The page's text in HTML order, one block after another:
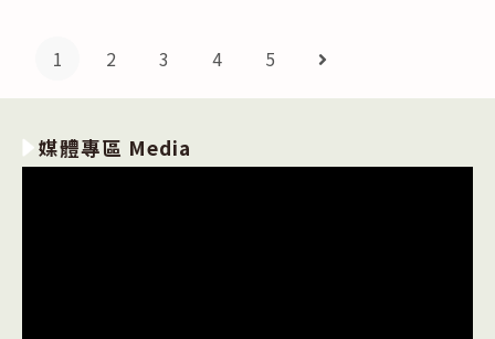
李
同
學
1 2 3 4 5 Go to the next page
媒體專區 Media